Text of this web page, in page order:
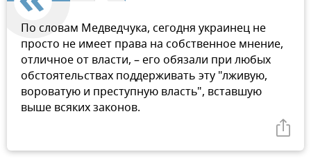
По словам Медведчука, сегодня украинец не
просто не имеет права на собственное мнение,
отличное от власти, – его обязали при любых
обстоятельствах поддерживать эту "лживую,
вороватую и преступную власть", вставшую
выше всяких законов.